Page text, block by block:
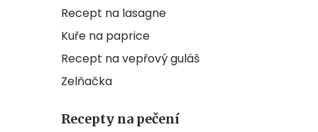
Recept na lasagne
Kuře na paprice
Recept na vepřový guláš
Zelňačka
Recepty na pečení